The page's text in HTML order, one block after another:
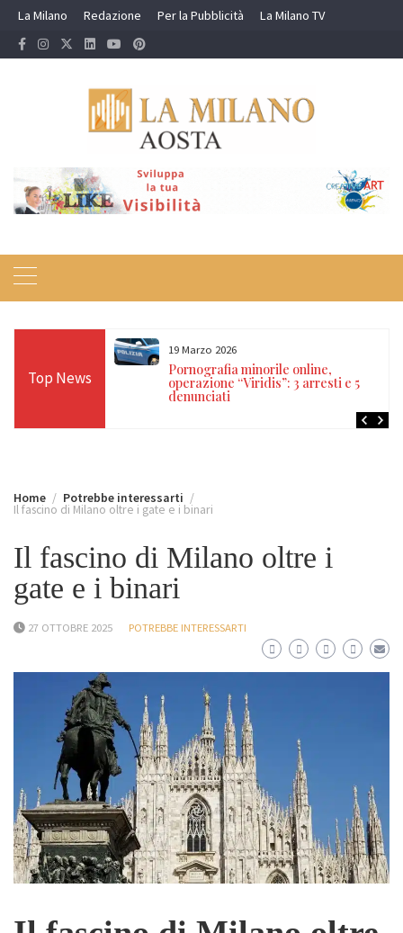
Skip
content
La Milano Redazione Per la Pubblicità La Milano TV
Top News
ore sulle Alpi:
Cervino e
19 Marzo 2026
Pornografia minorile online,
operazione “Viridis”: 3 arresti e 5
denunciati
Home Potrebbe interessarti
Il fascino di Milano oltre i gate e i binari
Il fascino di Milano oltre i
gate e i binari
27 OTTOBRE 2025 POTREBBE INTERESSARTI